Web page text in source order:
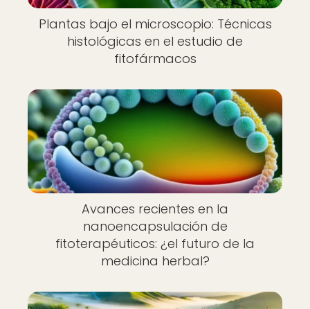
Plantas bajo el microscopio: Técnicas
histológicas en el estudio de
fitofármacos
Avances recientes en la
nanoencapsulación de
fitoterapéuticos: ¿el futuro de la
medicina herbal?